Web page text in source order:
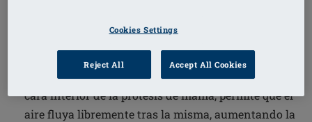
Código de pedido: 342 Energy Light 2S
Exclusiva superficie perlada tridimensional en la
cara interior de la prótesis de mama, permite que el
aire fluya libremente tras la misma, aumentando la
Cookies Settings
Reject All Accept All Cookies